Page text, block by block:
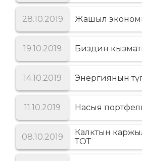
28.10.2019 Жашыл
19.10.2019 Биздин
14.10.2019 Энергиянын
11.10.2019 Насыя
08.10.2019
Калктын
ТОТ